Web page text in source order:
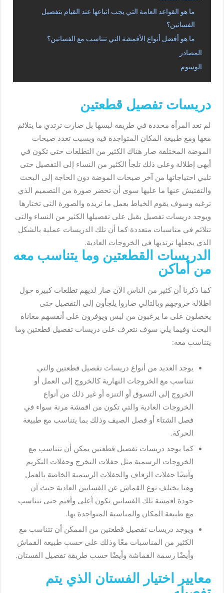
ما هو القواعد العامة التي يجب اتباعها عند القيام بتفصيل
الفساتين؟
ما هو أفضل أنواع الأقمشة التي تتناسب مع الفساتين؟
المصادر
الوسوم
دريسات تفصيل قطعتين
لم تعد المرأة محددة في طريقة لبسها بل صارت ترتدي ما يتلائم
معها ومع طبيعة المكان المتواجدة فيه وبسبب تعدد صيحات
الموضة المختلفة صار هناك الكثير من التطلعات حتى تكون في
أبهى إطلالة وعلى ذلك تلجأ الكثير من النساء إلى التفصيل حتى
تلبي احتياجاتها من آخر صيحات الموضة دون الحاجة إلى البحث
والتفتيش عنها ما عليها سوى أن تحضر صورة من التصميم الذي
ترغبه وسوف يقوم الخياط بعمل ما تريده والصورة التى تختارها
ويوجد دريسات تفصيل بقبل على تفصيلها الكثير من النساء والتى
تتلائم في مناسبات متعددة كما أن تلك الدريسات عملية بالشكل
الذي يجعلها ترتديها في الخروجات العادية.
الدريسات القطعتين وما يتناسب معه
من أماكن
كما ذكرنا أن كثير من الناس الآن صار لديهم تطلعات كبيرة حول
اطلالة خروجهم وبالتالي صاروا يلجأون إلى التفصيل حتى
يحصلون على ما يرغبون من لبس ويوفرون على أنفسهم معاناة
البحث وفيما يلي سوف نتعرف على دريسات تفصيل قطعتين وما
يتناسب معه:
يوجد العديد من أنواع دريسات تفصيل قطعتين والتي
تتناسب مع الخروجات النهارية كالخروج إلى العمل أو
الخروج إلى التسوق أو التنزه أو غير ذلك من أنواع
الخروجات العادية والتي تكون من اقمشة مرنة سواء في
فصل الشتاء أو فصل الصيف وذلك بما يتناسب مع طبيعة
الحركة.
كما يوجد دريسات تفصيل قطعتين يمكن أن تتناسب مع
الخروجات الرسمية مثل حفلات التخرج وحفلات التكريم
وأيضًا حفلات الزفاف والحفلات الرسمية الخاصة بالعمل
وهنا يختلف نوع القماش عن الفساتين العادية حيث أن
جودة اقمشة تلك الفساتين تكون أعلى وأقيم حتى تتناسب
مع طبيعة المكان والمناسبة المتواجدة بها.
ويوجد دريسات تفصيل قطعتين من الممكن أن تتناسب مع
الكثير من المناسبات معًا وذلك على حسب طبيعة القماش
وأيضًا رسمة القماشة وأيضًا حسب طريقة تفصيل الفستان.
معايير اختيار الفستان الذي يتم